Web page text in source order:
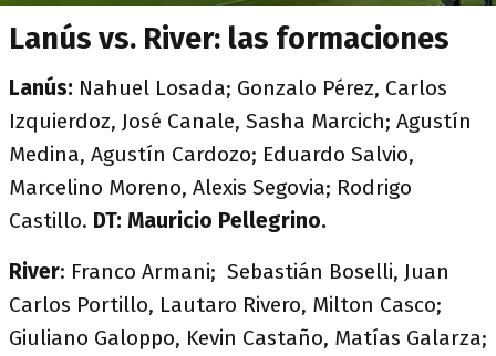
Lanús vs. River: las formaciones
Lanús: Nahuel Losada; Gonzalo Pérez, Carlos
Izquierdoz, José Canale, Sasha Marcich; Agustín
Medina, Agustín Cardozo; Eduardo Salvio,
Marcelino Moreno, Alexis Segovia; Rodrigo
Castillo. DT: Mauricio Pellegrino.
River: Franco Armani; Sebastián Boselli, Juan
Carlos Portillo, Lautaro Rivero, Milton Casco;
Giuliano Galoppo, Kevin Castaño, Matías Galarza;